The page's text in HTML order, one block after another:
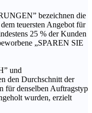
bezeichnen die
teuersten Angebot für
25 % der Kunden
„SPAREN SIE
und
den Durchschnitt der
für denselben Auftragstyp
wurden, erzielt